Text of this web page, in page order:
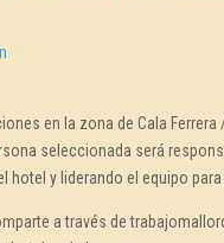
en la zona de Cala Ferrera
seleccionada será
hotel y liderando el equipo
a través de